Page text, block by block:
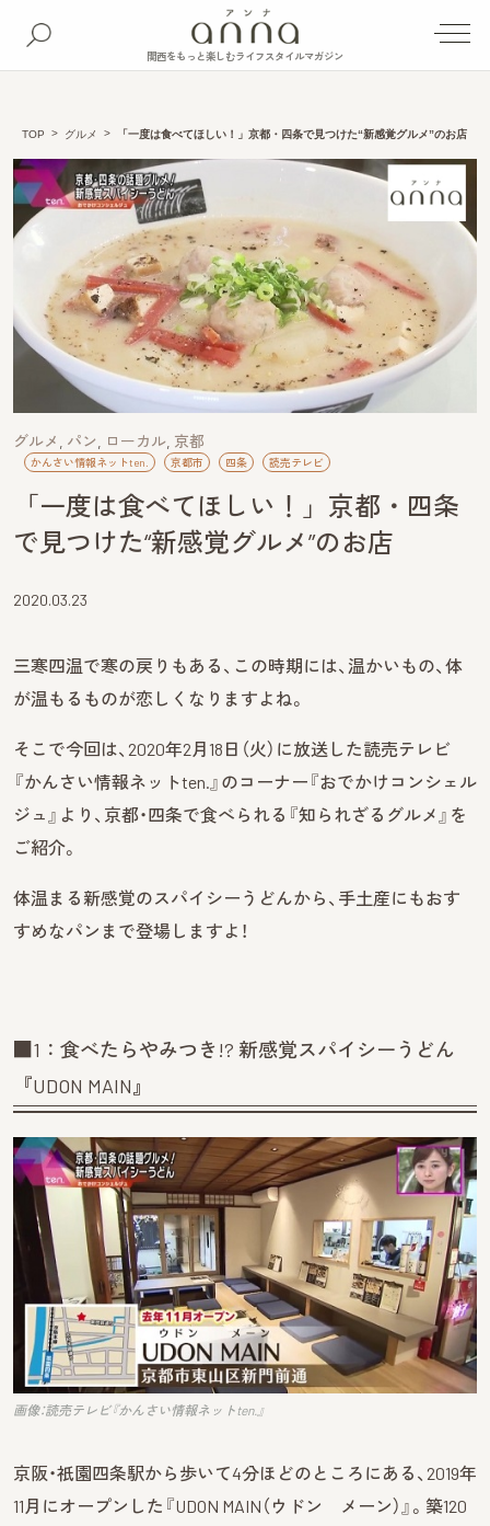
関西をもっと楽しむライフスタイルマガジン
TOP グルメ 「一度は食べてほしい！」京都・四条で見つけた“新感覚グルメ”のお店
グルメ パン ローカル 京都
かんさい情報ネットten. 京都市 四条 読売テレビ
「一度は食べてほしい！」京都・四条
で見つけた“新感覚グルメ”のお店
2020.03.23
三寒四温で寒の戻りもある、この時期には、温かいもの、体
が温もるものが恋しくなりますよね。
そこで今回は、2020年2月18日（火）に放送した読売テレビ
『かんさい情報ネットten.』のコーナー『おでかけコンシェル
ジュ』より、京都・四条で食べられる『知られざるグルメ』を
ご紹介。
体温まる新感覚のスパイシーうどんから、手土産にもおす
すめなパンまで登場しますよ！
■1：食べたらやみつき!? 新感覚スパイシーうどん
『UDON MAIN』
画像：読売テレビ『かんさい情報ネットten.』
京阪・祇園四条駅から歩いて4分ほどのところにある、2019年
11月にオープンした『UDON MAIN（ウドン メーン）』。築120